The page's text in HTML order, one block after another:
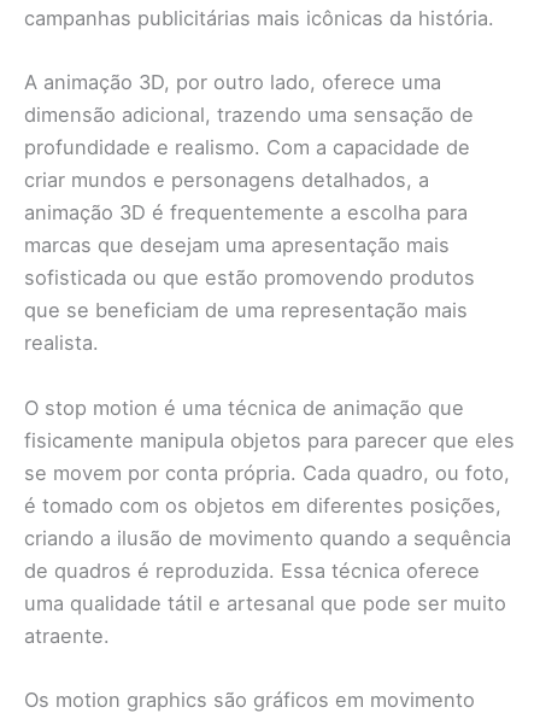
campanhas publicitárias mais icônicas da história.
A animação 3D, por outro lado, oferece uma
dimensão adicional, trazendo uma sensação de
profundidade e realismo. Com a capacidade de
criar mundos e personagens detalhados, a
animação 3D é frequentemente a escolha para
marcas que desejam uma apresentação mais
sofisticada ou que estão promovendo produtos
que se beneficiam de uma representação mais
realista.
O stop motion é uma técnica de animação que
fisicamente manipula objetos para parecer que eles
se movem por conta própria. Cada quadro, ou foto,
é tomado com os objetos em diferentes posições,
criando a ilusão de movimento quando a sequência
de quadros é reproduzida. Essa técnica oferece
uma qualidade tátil e artesanal que pode ser muito
atraente.
Os motion graphics são gráficos em movimento